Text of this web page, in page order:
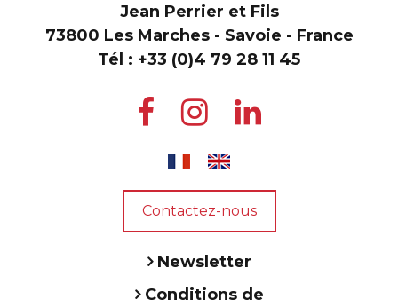
Jean Perrier et Fils
73800 Les Marches - Savoie - France
Tél : +33 (0)4 79 28 11 45
Contactez-nous
Newsletter
Conditions de